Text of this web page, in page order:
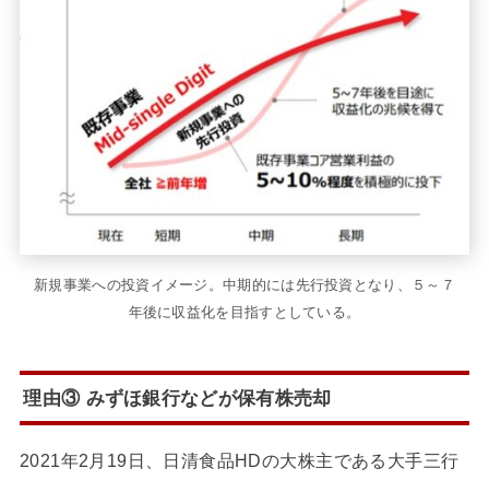
新規事業への投資イメージ。中期的には先行投資となり、５～７
年後に収益化を目指すとしている。
理由③ みずほ銀行などが保有株売却
2021年2月19日、日清食品HDの大株主である大手三行